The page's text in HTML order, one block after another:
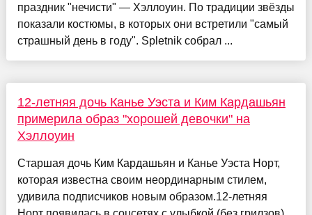
праздник "нечисти" — Хэллоуин. По традиции звёзды
показали костюмы, в которых они встретили "самый
страшный день в году". Spletnik собрал ...
12-летняя дочь Канье Уэста и Ким Кардашьян
примерила образ "хорошей девочки" на
Хэллоуин
Старшая дочь Ким Кардашьян и Канье Уэста Норт,
которая известна своим неординарным стилем,
удивила подписчиков новым образом.12-летняя